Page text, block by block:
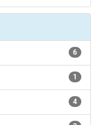
6
1
4